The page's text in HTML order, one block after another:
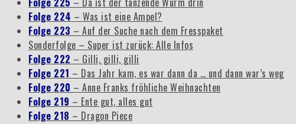
Folge 224 – Was ist eine Ampel?
Folge 223 – Auf der Suche nach dem Fresspaket
Sonderfolge – Super ist zurück: Alle Infos
Folge 222 – Gilli, gilli, gilli
Folge 221 – Das Jahr kam, es war dann da … und dann war’s weg
Folge 220 – Anne Franks fröhliche Weihnachten
Folge 219 – Ente gut, alles gut
Folge 218 – Dragon Piece